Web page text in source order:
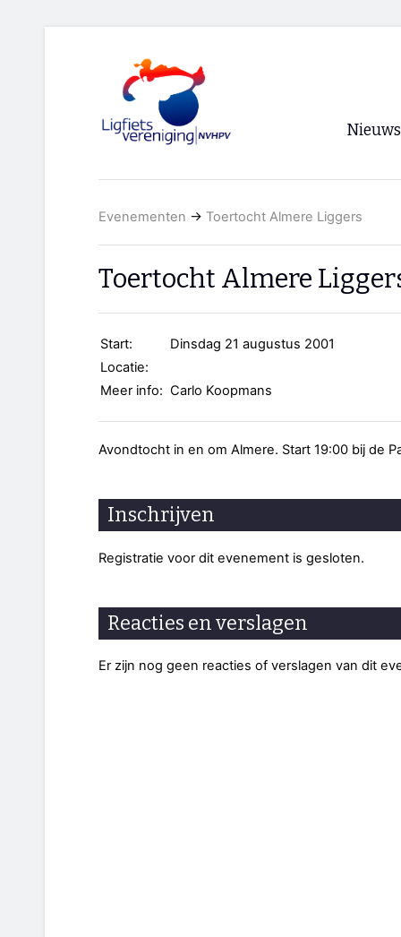
Nieuws
Evenementen → Toertocht Almere Liggers
Toertocht Almere
Start:
Dinsdag 21 augustus 2001
Locatie:
Meer info: Carlo Koopmans
Avondtocht in en om Almere. Start 19:00 bij de
Inschrijven
Registratie voor dit evenement is gesloten.
Reacties en verslagen
Er zijn nog geen reacties of verslagen van dit